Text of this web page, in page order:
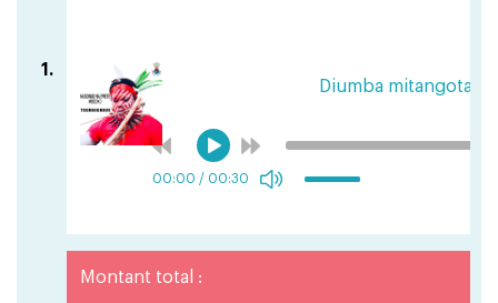
1.
Diumba
00:00 / 00:30
Montant total :